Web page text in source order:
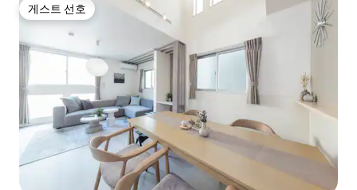
게스트 선호
게스트 선호